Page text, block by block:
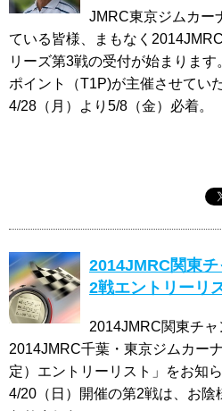
JMRC東京ジムカー
ている皆様、まもなく
リーズ第3戦の受付が始まります
ポイント（T1P)が主催させてい
4/28（月）より5/8（金）必着。
2014JMRC関東
2戦エントリーリ
2014JMRC関東チャ
2014JMRC千葉・東京ジムカー
定）エントリーリスト」をお知
4/20（日）開催の第2戦は、お陰